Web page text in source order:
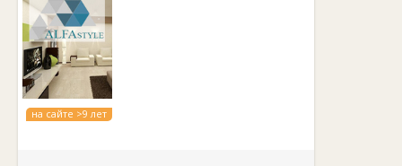
на сайте >9 лет